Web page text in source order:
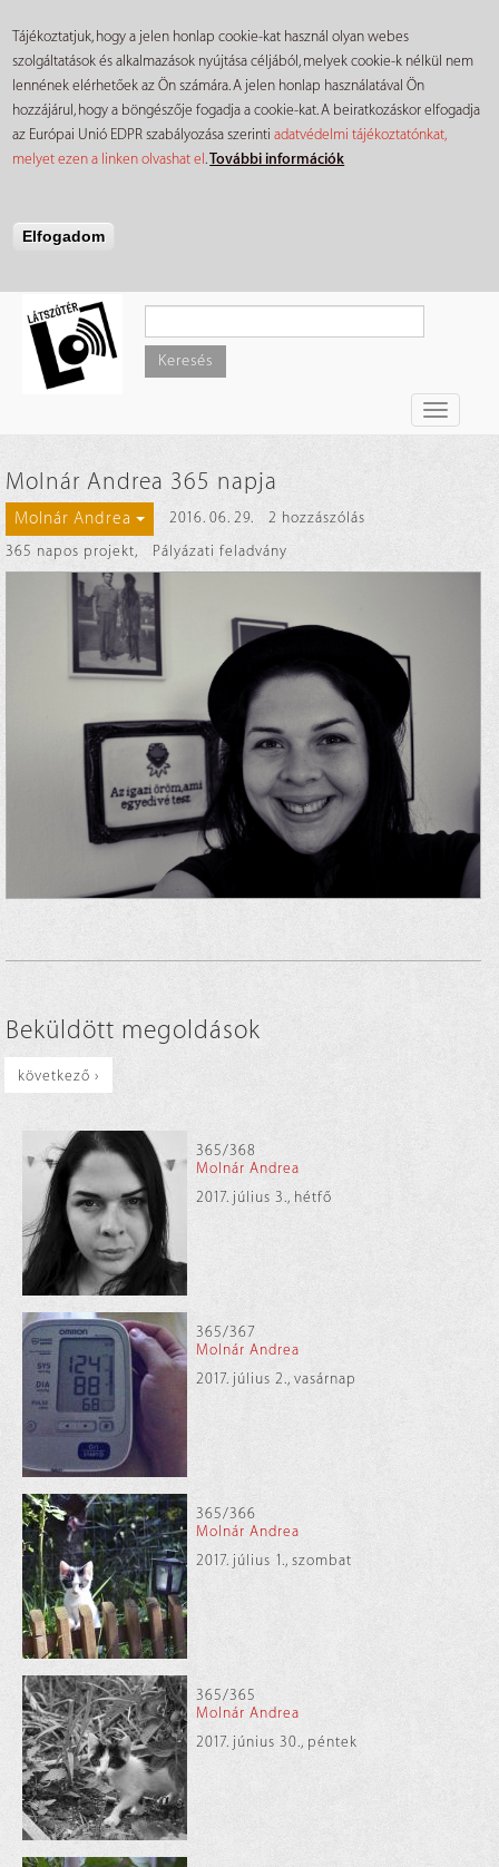
Tájékoztatjuk, hogy a jelen honlap cookie-kat használ olyan webes
szolgáltatások és alkalmazások nyújtása céljából, melyek cookie-k nélkül nem
lennének elérhetőek az Ön számára. A jelen honlap használatával Ön
hozzájárul, hogy a böngészője fogadja a cookie-kat. A beiratkozáskor elfogadja
az Európai Unió EDPR szabályozása szerintiadatvédelmi tájékoztatónkat,
melyet ezen a linken olvashat el.További információk
Elfogadom
tartalomra
Keresés
Toggle
Molnár Andrea 365 napja
Molnár Andrea 2016. 06. 29.
2 hozzászólás
365 napos projekt, Pályázati feladvány
Beküldött megoldások
következő ›
365/368
Molnár Andrea
2017. július 3., hétfő
365/367
Molnár Andrea
2017. július 2., vasárnap
365/366
Molnár Andrea
2017. július 1., szombat
365/365
Molnár Andrea
2017. június 30., péntek